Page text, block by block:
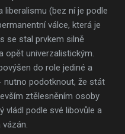
liberalismu (bez ní je podle
válce, která je
se stal prvkem silně
opět univerzalistickým.
do role jediné a
nutno podotknout, že stát
ztělesněním osoby
vládl podle své libovůle a